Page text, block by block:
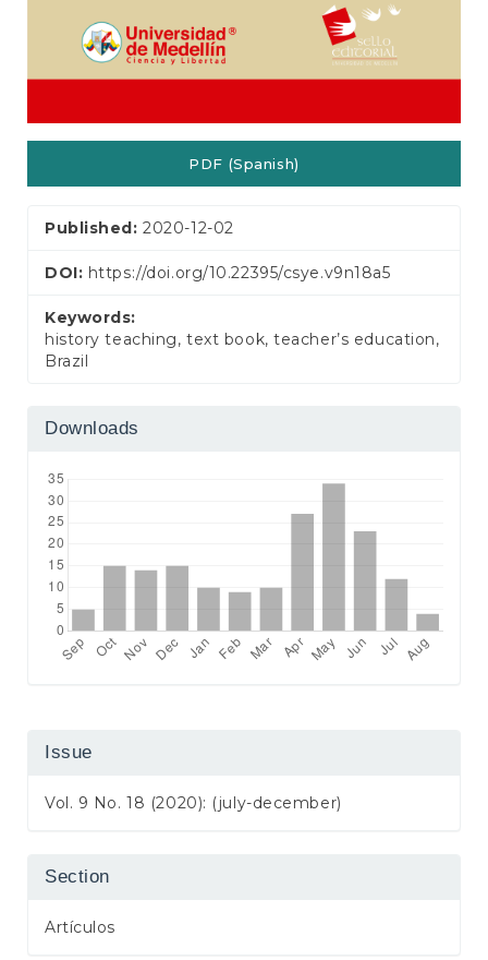
PDF (Spanish)
Published:2020-12-02
DOI: https://doi.org/10.22395/csye.v9n18a5
Keywords:
history teaching, text book, teacher’s education,
Brazil
Downloads
Issue
Vol. 9 No. 18 (2020): (july-december)
Section
Artículos